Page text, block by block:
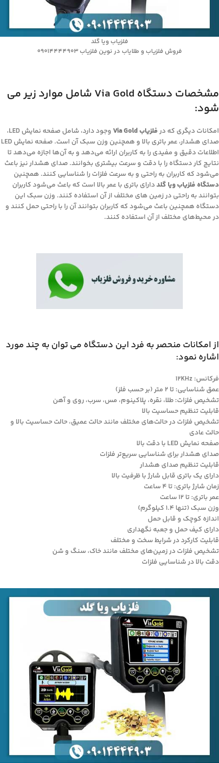
فلزیاب ویا گلد
فروش فلزیاب و طلایاب در نوین فلزیاب 09014444903
مشخصات دستگاه Via Gold شامل موارد زیر می
شود:
امکانات دیگری که درفلزیاب Via Gold
وجود دارد، شامل صفحه نمایش LED،
صدای هشدار، عمر باتری بالا و همچنین وزن سبک آن است. صفحه نمایش LED
اطلاعات دقیق و مفیدی را به کاربران ارائه می‌دهد و به آن‌ها اجازه می‌دهد تا
نتایج کار دستگاه را با دقت و سرعت بیشتری بخوانند. صدای هشدار نیز باعث
می‌شود که کاربران به راحتی و به سرعت فلزات را شناسایی کنند. همچنین
دستگاه فلزیاب ویا گلددارای باتری با عمر بالا است که باعث می‌شود کاربران
بتوانند به راحتی در زمین های مختلف از آن استفاده کنند. وزن سبک این
دستگاه همچنین باعث می‌شود که کاربران بتوانند آن را با راحتی حمل کنند و
در محیط‌های مختلف از آن استفاده کنند.
از امکانات منحصر به فرد این دستگاه می توان به چند مورد
اشاره نمود:
فرکانس: 12KHz
عمق شناسایی: تا 2 متر (بر حسب فلز)
تشخیص فلزات: طلا، نقره، پلاکینوم، مس، سرب، روی و آهن
قابلیت تنظیم حساسیت بالا
تشخیص فلزات در حالت‌های مختلف مانند حالت عمیق، حالت حساسیت بالا و
حالت عادی
صفحه نمایش LED با دقت بالا
صدای هشدار برای شناسایی سریع‌تر فلزات
قابلیت تنظیم صدای هشدار
دارای یک باتری قابل شارژ با ظرفیت بالا
زمان شارژ باتری: تا 4 ساعت
عمر باتری: تا 12 ساعت
وزن سبک (تنها 1.4 کیلوگرم)
اندازه کوچک و قابل حمل
دارای کیف حمل و جعبه نگهداری
قابلیت کارکرد در شرایط سخت و مختلف
تشخیص فلزات در زمین‌های مختلف مانند خاک، سنگ و شن
دقت بالا در شناسایی فلزات